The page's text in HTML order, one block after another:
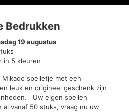
Bedrukken
19 augustus
in 5 kleuren
spelletje met een
leuk en origineel geschenk zijn
Uw eigen spellen
vanaf 50 stuks, vraag nu uw